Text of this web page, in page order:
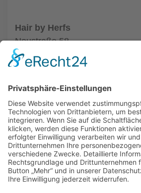
Hair by Herfs
Neustraße 58
52066 Aachen
Tel.: +49 241 63342
ALLGEMEIN
FRISEURE